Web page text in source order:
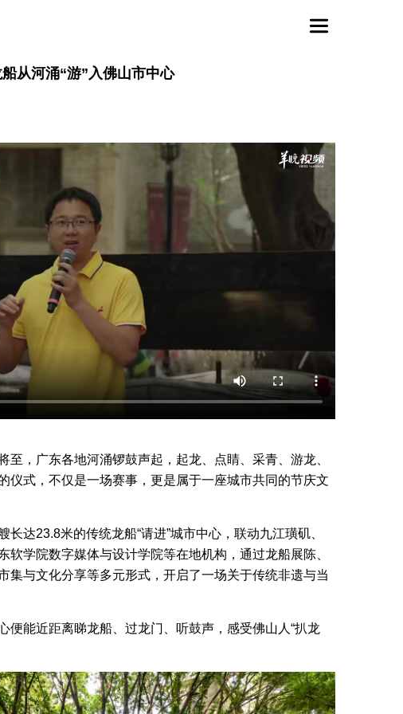
从河涌“游”入佛山市中心
至，广东各地河涌锣鼓声起，起龙、点睛、采青、游龙、
式，不仅是一场赛事，更是属于一座城市共同的节庆文
达23.8米的传统龙船“请进”城市中心，联动九江璜矶、
软学院数字媒体与设计学院等在地机构，通过龙船展陈、
集与文化分享等多元形式，开启了一场关于传统非遗与当
便能近距离睇龙船、过龙门、听鼓声，感受佛山人“扒龙